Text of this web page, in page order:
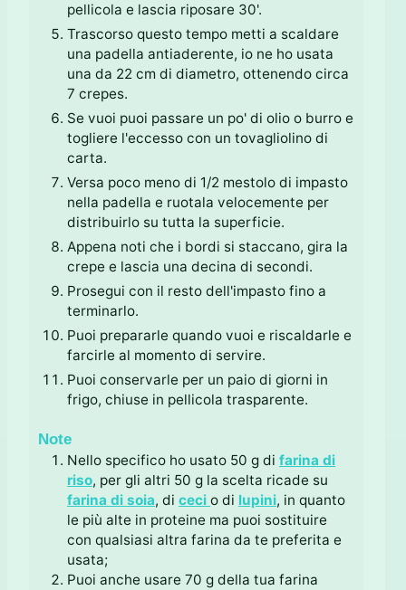
pellicola e lascia riposare 30'.
Trascorso questo tempo metti a scaldare
una padella antiaderente, io ne ho usata
una da 22 cm di diametro, ottenendo circa
7 crepes.
Se vuoi puoi passare un po' di olio o burro e
togliere l'eccesso con un tovagliolino di
carta.
Versa poco meno di 1/2 mestolo di impasto
nella padella e ruotala velocemente per
distribuirlo su tutta la superficie.
Appena noti che i bordi si staccano, gira la
crepe e lascia una decina di secondi.
Prosegui con il resto dell'impasto fino a
terminarlo.
Puoi prepararle quando vuoi e riscaldarle e
farcirle al momento di servire.
Puoi conservarle per un paio di giorni in
frigo, chiuse in pellicola trasparente.
Note
Nello specifico ho usato 50 g di farina di
riso, per gli altri 50 g la scelta ricade su
farina di soia, di ceci o di lupini, in quanto
le più alte in proteine ma puoi sostituire
con qualsiasi altra farina da te preferita e
usata;
Puoi anche usare 70 g della tua farina